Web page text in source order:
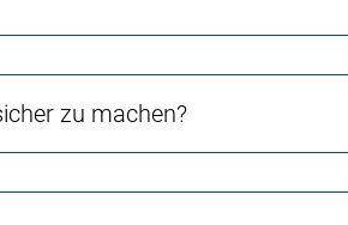
zu machen?